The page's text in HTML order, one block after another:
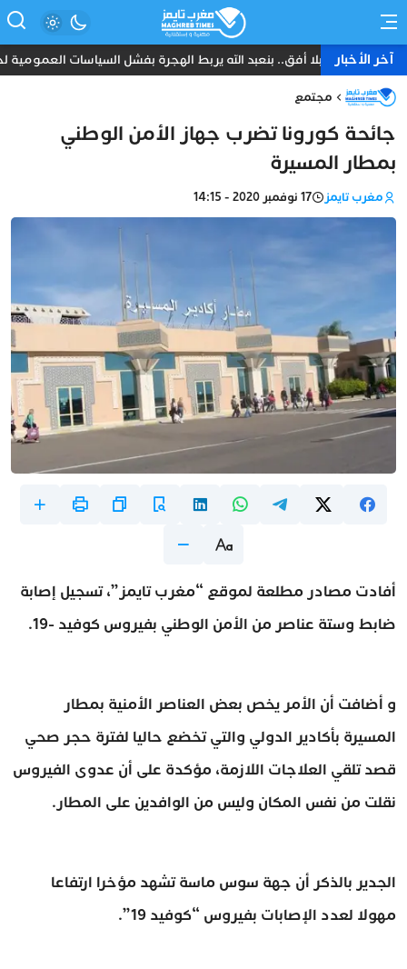
آخر الأخبار
شباب بلا أفق.. بنعبد الله يربط الهجرة بفشل السياسات العمومية
مجتمع
جائحة كورونا تضرب جهاز الأمن الوطني
بمطار المسيرة
مغرب تايمز 17 نوفمبر 2020 - 14:15
أفادت مصادر مطلعة لموقع “مغرب تايمز”، تسجيل إصابة
ضابط وستة عناصر من الأمن الوطني بفيروس كوفيد -19.
و أضافت أن الأمر يخص بعض العناصر الأمنية بمطار
المسيرة بأكادير الدولي والتي تخضع حاليا لفترة حجر صحي
قصد تلقي العلاجات اللازمة، مؤكدة على أن عدوى الفيروس
نقلت من نفس المكان وليس من الوافدين على المطار.
الجدير بالذكر أن جهة سوس ماسة تشهد مؤخرا ارتفاعا
مهولا لعدد الإصابات بفيروس “كوفيد 19”.